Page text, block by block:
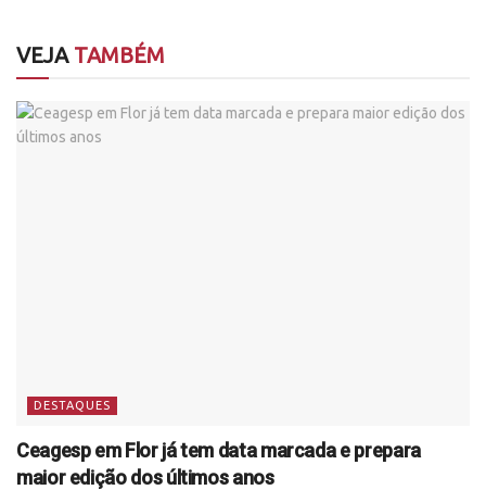
VEJATAMBÉM
DESTAQUES
Ceagesp em Flor já tem data marcada e prepara
maior edição dos últimos anos